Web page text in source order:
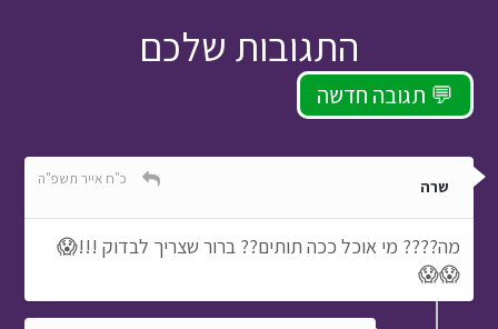
התגובות שלכם
תגובה חדשה 💬
שרה כ"ח אייר תשפ"ה
מה???? מי אוכל ככה תותים?? ברור שצריך לבדוק !!!😱
😱😱